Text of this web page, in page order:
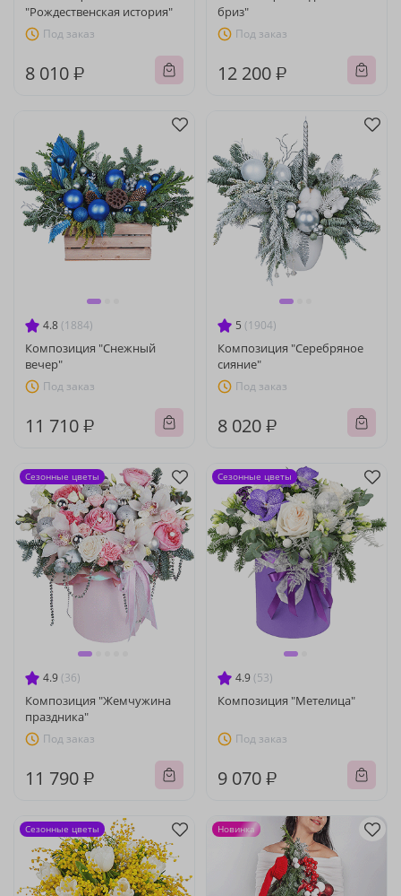
"Рождественская история"
Под заказ
8 010 ₽
бриз"
Под заказ
12 200 ₽
4.8 (1884)
Композиция "Снежный
вечер"
Под заказ
11 710 ₽
5 (1904)
Композиция "Серебряное
сияние"
Под заказ
8 020 ₽
4.9 (36)
Композиция "Жемчужина
праздника"
Под заказ
11 790 ₽
Сезонные цветы
4.9 (53)
Композиция "Метелица"
Под заказ
9 070 ₽
Сезонные цветы
Сезонные цветы Новинка